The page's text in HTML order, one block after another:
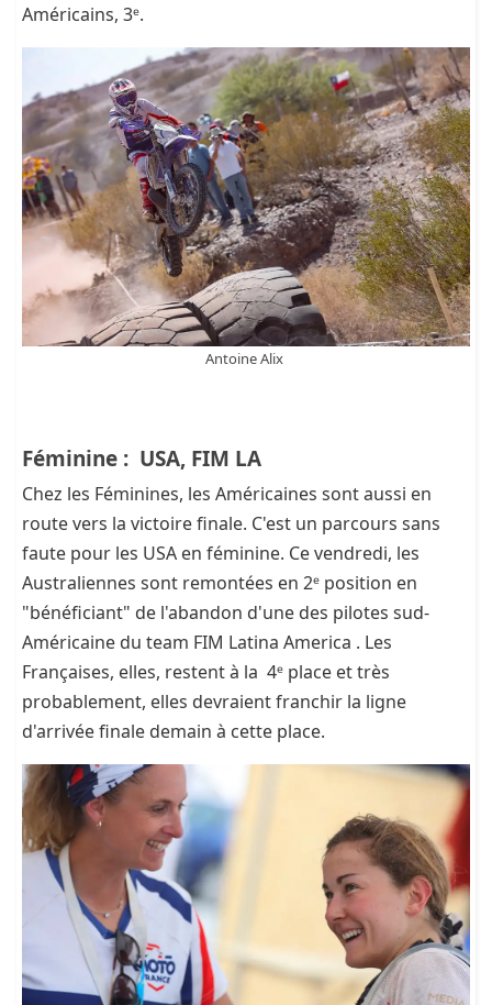
Américains, 3ᵉ.
Antoine Alix
Féminine : USA, FIM LA
Chez les Féminines, les Américaines sont aussi en
route vers la victoire finale. C'est un parcours sans
faute pour les USA en féminine. Ce vendredi, les
Australiennes sont remontées en 2ᵉ position en
"bénéficiant" de l'abandon d'une des pilotes sud-
Américaine du team FIM Latina America . Les
Françaises, elles, restent à la 4ᵉ place et très
probablement, elles devraient franchir la ligne
d'arrivée finale demain à cette place.